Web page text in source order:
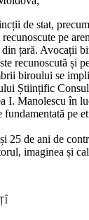
de stat,
pe
țară. Avocații
recunoscută și
biroului se
Științific
Manolescu în
25 de ani de
imaginea și